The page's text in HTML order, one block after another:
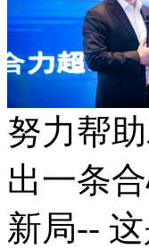
努力帮
出一条
新局--